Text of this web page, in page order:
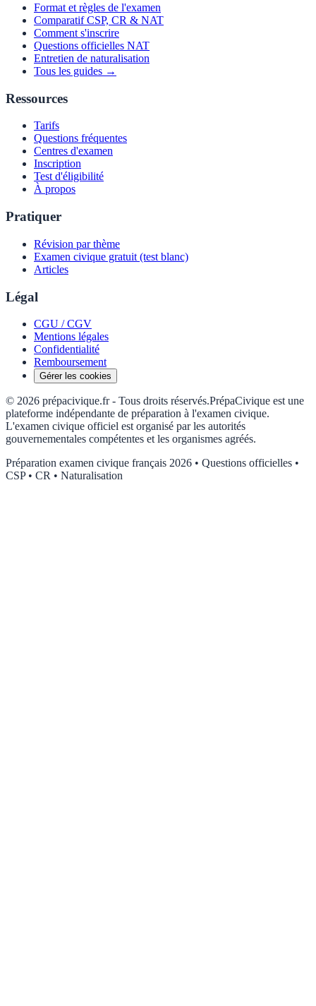
Format et règles de l'examen
Comparatif CSP, CR & NAT
Comment s'inscrire
Questions officielles NAT
Entretien de naturalisation
Tous les guides →
Ressources
Tarifs
Questions fréquentes
Centres d'examen
Inscription
Test d'éligibilité
À propos
Pratiquer
Révision par thème
Examen civique gratuit (test blanc)
Articles
Légal
CGU / CGV
Mentions légales
Confidentialité
Remboursement
Gérer les cookies
© 2026 prépacivique.fr - Tous droits réservés.PrépaCivique est une
plateforme indépendante de préparation à l'examen civique.
L'examen civique officiel est organisé par les autorités
gouvernementales compétentes et les organismes agréés.
Préparation examen civique français 2026 • Questions officielles •
CSP • CR • Naturalisation